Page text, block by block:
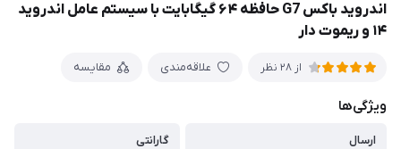
زمان
آماده
سازیو
به
پست سفارشات،بین
اندروید باکس G7 حافظه ۶۴ گیگابایت با سیستم عامل اندروید
۱۴ و ریموت دار
از 28 نظر علاقه‌مندی مقایسه
ویژگی‌ها
ارسال
گارانتی